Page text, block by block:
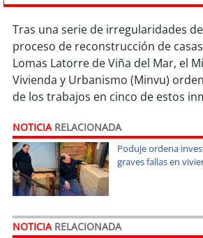
soyiquique
soycalama
soyantofagasta
soycopiapó
valparaíso
soyquillota
soysanantonio
Tras una serie de irregularidades
proceso de reconstrucción de
Lomas Latorre de Viña del Mar, el
Vivienda y Urbanismo (Minvu)
de los trabajos en cinco de estos
NOTICIARELACIONADA
Poduje ordena
graves fallas en
NOTICIARELACIONADA